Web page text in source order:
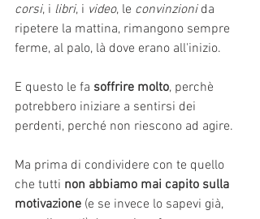
corsi, i libri, i video, le convinzioni da
ripetere la mattina, rimangono sempre
ferme, al palo, là dove erano all'inizio.
E questo le fa soffrire molto, perchè
potrebbero iniziare a sentirsi dei
perdenti, perché non riescono ad agire.
Ma prima di condividere con te quello
che tutti non abbiamo mai capito sulla
motivazione (e se invece lo sapevi già,